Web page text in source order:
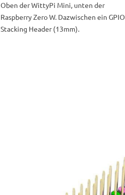
Oben der WittyPi Mini, unten der
Raspberry Zero W. Dazwischen ein GPIO
Stacking Header (13mm).